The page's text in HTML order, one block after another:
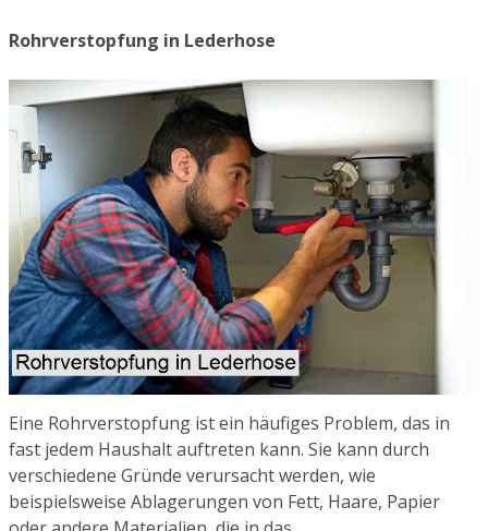
Rohrverstopfung in Lederhose
Eine Rohrverstopfung ist ein häufiges Problem, das in
fast jedem Haushalt auftreten kann. Sie kann durch
verschiedene Gründe verursacht werden, wie
beispielsweise Ablagerungen von Fett, Haare, Papier